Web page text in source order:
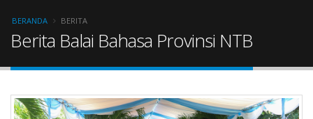
BERANDA BERITA
Berita Balai Bahasa Provinsi NTB